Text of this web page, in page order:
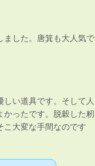
ました。唐箕も大人気で
い道具です。そして人
かったです。脱穀した籾
こ大変な手間なのです